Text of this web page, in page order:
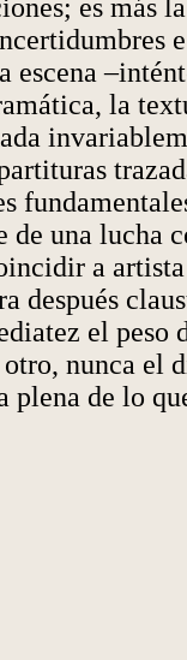
es más
la
de una lucha
a
después
el peso
nunca el
plena de lo